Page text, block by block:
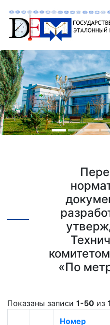
«По
Показаны записи 1-50 из
Номер